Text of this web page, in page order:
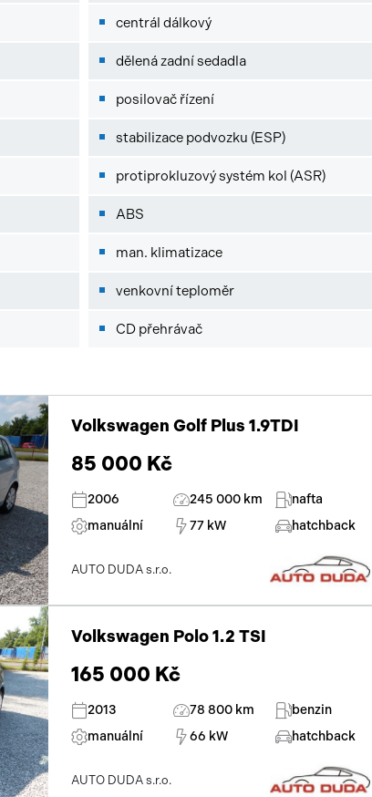
centrál dálkový
dělená zadní sedadla
posilovač řízení
stabilizace podvozku (ESP)
protiprokluzový systém kol (ASR)
ABS
man. klimatizace
venkovní teploměr
CD přehrávač
Volkswagen Golf Plus 1.9TDI
85 000 Kč
2006 245 000 km
nafta
manuální
77 kW hatchback
AUTO DUDA s.r.o.
Volkswagen Polo 1.2 TSI
165 000 Kč
2013 78 800 km
benzin
manuální
66 kW hatchback
AUTO DUDA s.r.o.